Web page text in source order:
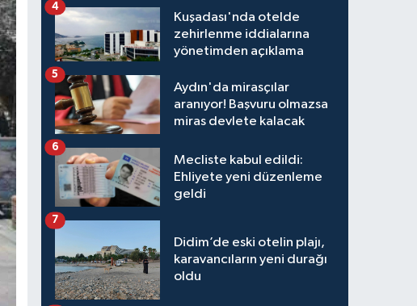
Kuşadası'nda otelde
zehirlenme iddialarına
yönetimden açıklama
4
Aydın'da mirasçılar
aranıyor! Başvuru olmazsa
miras devlete kalacak
5
Mecliste kabul edildi:
Ehliyete yeni düzenleme
geldi
6
Didim’de eski otelin plajı,
karavancıların yeni durağı
oldu
7